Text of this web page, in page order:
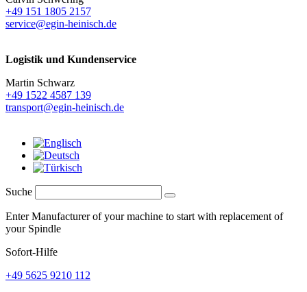
+49 151 1805 2157
service@egin-heinisch.de
Logistik und Kundenservice
Martin Schwarz
+49 1522 4587 139
transport@egin-heinisch.de
Suche
Enter Manufacturer of your machine to start with replacement of
your Spindle
Sofort-Hilfe
+49 5625 9210 112